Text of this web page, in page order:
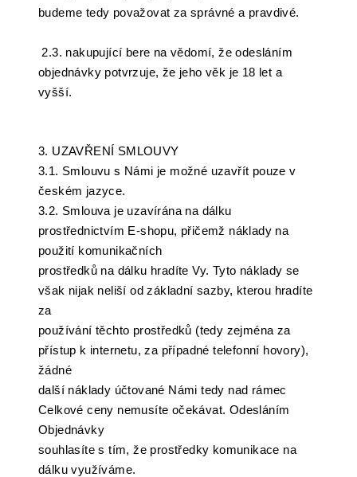
budeme tedy považovat za správné a pravdivé.
2.3. nakupující bere na vědomí, že odesláním
objednávky potvrzuje, že jeho věk je 18 let a
vyšší.
3. UZAVŘENÍ SMLOUVY
3.1. Smlouvu s Námi je možné uzavřít pouze v
českém jazyce.
3.2. Smlouva je uzavírána na dálku
prostřednictvím E-shopu, přičemž náklady na
použití komunikačních
prostředků na dálku hradíte Vy. Tyto náklady se
však nijak neliší od základní sazby, kterou hradíte
za
používání těchto prostředků (tedy zejména za
přístup k internetu, za případné telefonní hovory),
žádné
další náklady účtované Námi tedy nad rámec
Celkové ceny nemusíte očekávat. Odesláním
Objednávky
souhlasíte s tím, že prostředky komunikace na
dálku využíváme.